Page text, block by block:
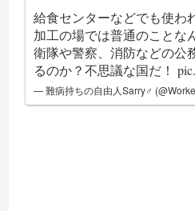
給食センターなどでも使わ
加工の場では普通のこと
衛隊や警察、消防などの公
るのか？不思議な国だ！
— 難病持ちの自由人Sarry♂